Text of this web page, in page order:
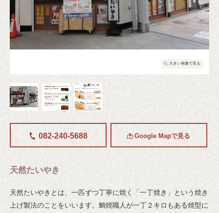
大きい画像で見る
082-240-5688 Google Mapで見る
天然たいやき
天然たいやきとは、一匹ずつ丁寧に焼く「一丁焼き」という焼き
上げ製法のことをいいます。鯛焼職人が一丁２キロもある焼型に